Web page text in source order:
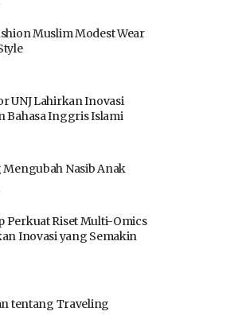
Muslim Modest Wear
UNJ Lahirkan Inovasi
Bahasa Inggris Islami
Mengubah Nasib Anak
Perkuat Riset Multi-Omics
Inovasi yang Semakin
tentang Traveling